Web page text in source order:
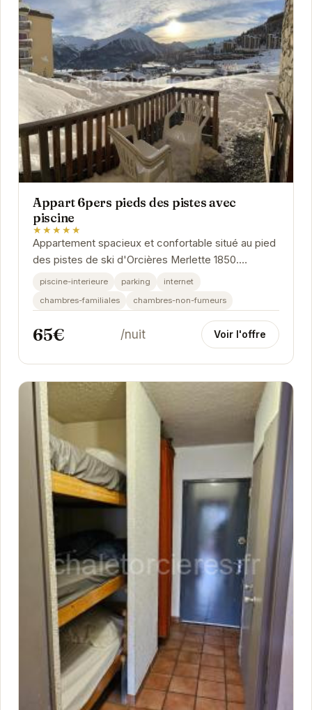
Appart 6pers pieds des pistes avec
piscine
★★★★★
Appartement spacieux et confortable situé au pied
des pistes de ski d'Orcières Merlette 1850.
Profitez d'une vue imprenable sur les montagnes...
piscine-interieure parking
internet
chambres-familiales
chambres-non-fumeurs
65€ /nuit Voir l'offre